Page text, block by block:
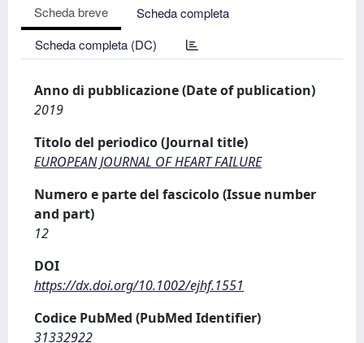
Scheda breve
Scheda completa
Scheda completa (DC)
Anno di pubblicazione (Date of publication)
2019
Titolo del periodico (Journal title)
EUROPEAN JOURNAL OF HEART FAILURE
Numero e parte del fascicolo (Issue number
and part)
12
DOI
https://dx.doi.org/10.1002/ejhf.1551
Codice PubMed (PubMed Identifier)
31332922